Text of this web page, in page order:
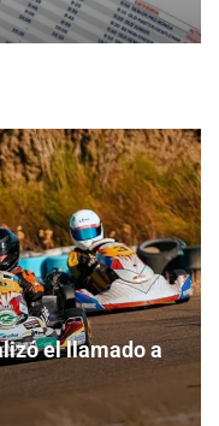
el llamado a